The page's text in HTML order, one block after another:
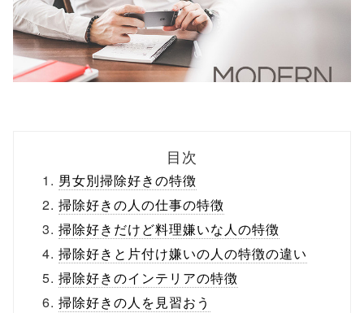
目次
男女別掃除好きの特徴
掃除好きの人の仕事の特徴
掃除好きだけど料理嫌いな人の特徴
掃除好きと片付け嫌いの人の特徴の違い
掃除好きのインテリアの特徴
掃除好きの人を見習おう